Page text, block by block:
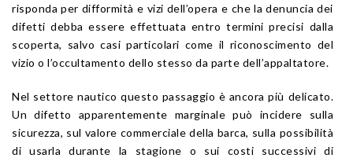
risponda per difformità e vizi dell’opera e che la denuncia dei
difetti debba essere effettuata entro termini precisi dalla
scoperta, salvo casi particolari come il riconoscimento del
vizio o l’occultamento dello stesso da parte dell’appaltatore.
Nel settore nautico questo passaggio è ancora più delicato.
Un difetto apparentemente marginale può incidere sulla
sicurezza, sul valore commerciale della barca, sulla possibilità
di usarla durante la stagione o sui costi successivi di